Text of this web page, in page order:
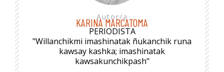
Autor/a
KARINA MARCATOMA
PERIODISTA
"Willanchikmi imashinatak ñukanchik runa
kawsay kashka; imashinatak
kawsakunchikpash"